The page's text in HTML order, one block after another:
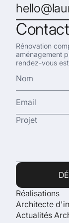
Rénovation
aménagement
rendez-vous
Réalisations
Architecte
Actualités